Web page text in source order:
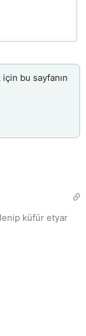
bu sayfanın
küfür etyar